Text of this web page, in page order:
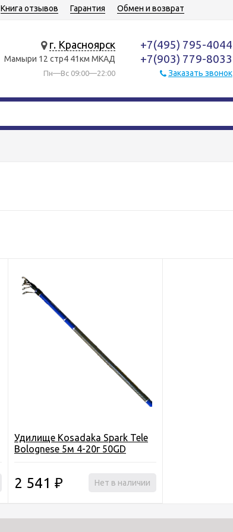
Книга отзывов Гарантия Обмен и возврат
г. Красноярск
Мамыри 12 стр4 41км МКАД
Пн—Вс 09:00—22:00
+7(495) 795-4044
+7(903) 779-8033
Заказать звонок
Удилище Kosadaka Spark Tele
Bolognese 5м 4-20г 50GD
2 541 ₽ Нет в наличии